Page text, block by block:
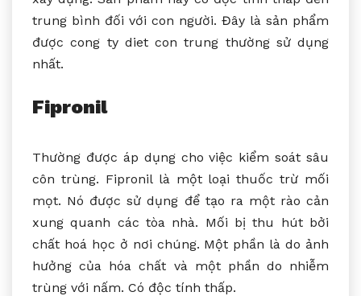
trung bình đối với con người. Đây là sản phẩm
được cong ty diet con trung thường sử dụng
nhất.
Fipronil
Thường được áp dụng cho việc kiểm soát sâu
côn trùng. Fipronil là một loại thuốc trừ mối
mọt. Nó được sử dụng để tạo ra một rào cản
xung quanh các tòa nhà. Mối bị thu hút bởi
chất hoá học ở nơi chúng. Một phần là do ảnh
hưởng của hóa chất và một phần do nhiễm
trùng với nấm. Có độc tính thấp.